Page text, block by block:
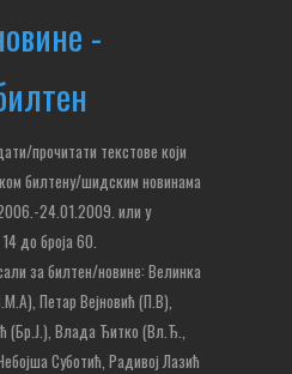
-
прочитати текстове који
билтену/шидским новинама
24.01.2009. или у
до броја 60.
за билтен/новине: Велинка
Петар Вејновић (П.В),
(Бр.Ј.), Влада Ђитко (Вл.Ђ.,
Суботић, Радивој Лазић